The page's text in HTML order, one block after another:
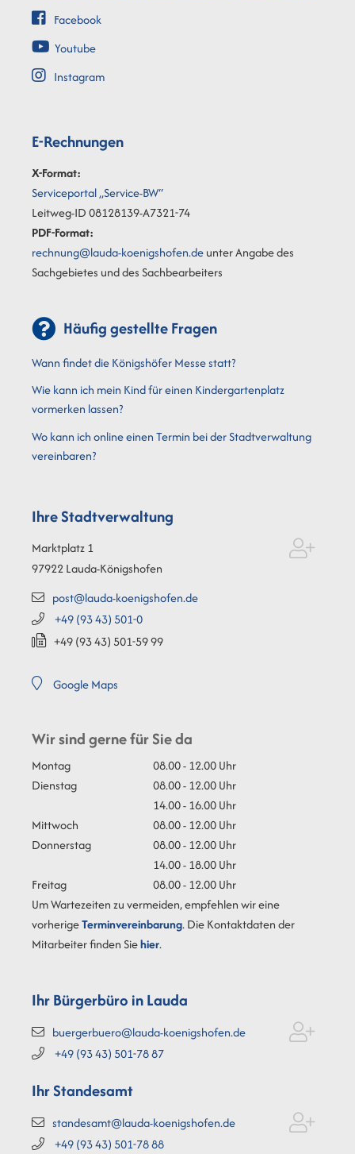
Facebook
Youtube
Instagram
E-Rechnungen
X-Format:
Serviceportal „Service-BW“
Leitweg-ID 08128139-A7321-74
PDF-Format:
rechnung@lauda-koenigshofen.deunter Angabe des
Sachgebietes und des Sachbearbeiters
Häufig gestellte Fragen
Wann findet die Königshöfer Messe statt?
Wie kann ich mein Kind für einen Kindergartenplatz
vormerken lassen?
Wo kann ich online einen Termin bei der Stadtverwaltung
vereinbaren?
Ihre Stadtverwaltung
Marktplatz 1
97922Lauda-Königshofen
post@lauda-koenigshofen.de
+49 (9343) 501-0
+49 (9343) 501-5999
Google Maps
Wir sind gerne für Sie da
Montag
08.00 - 12.00 Uhr
Dienstag
08.00 - 12.00 Uhr
14.00 - 16.00 Uhr
Mittwoch
08.00 - 12.00 Uhr
Donnerstag
08.00 - 12.00 Uhr
14.00 - 18.00 Uhr
Freitag
08.00 - 12.00 Uhr
Um Wartezeiten zu vermeiden, empfehlen wir eine
vorherigeTerminvereinbarung. Die Kontaktdaten der
Mitarbeiter finden Siehier.
Ihr Bürgerbüro in Lauda
buergerbuero@lauda-koenigshofen.de
+49 (9343) 501-7887
Ihr Standesamt
standesamt@lauda-koenigshofen.de
+49 (9343) 501-7888